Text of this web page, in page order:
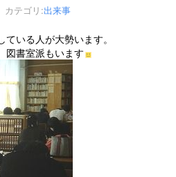
カテゴリ:出来事
いる人が大勢います。
図書室派もいます